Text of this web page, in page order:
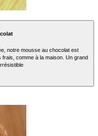
notre mousse au chocolat est
comme à la maison. Un grand